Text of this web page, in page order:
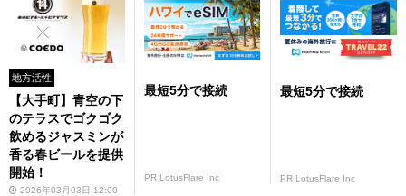
地方活性
【大手町】青空の下
のテラスでゴクゴク
飲めるジャスミンが
香る春ビールを提供
開始！
2026年03月03日 12:00
最短5分で接続
PR LotusFlare Inc
最短5分で接続
PR LotusFlare Inc